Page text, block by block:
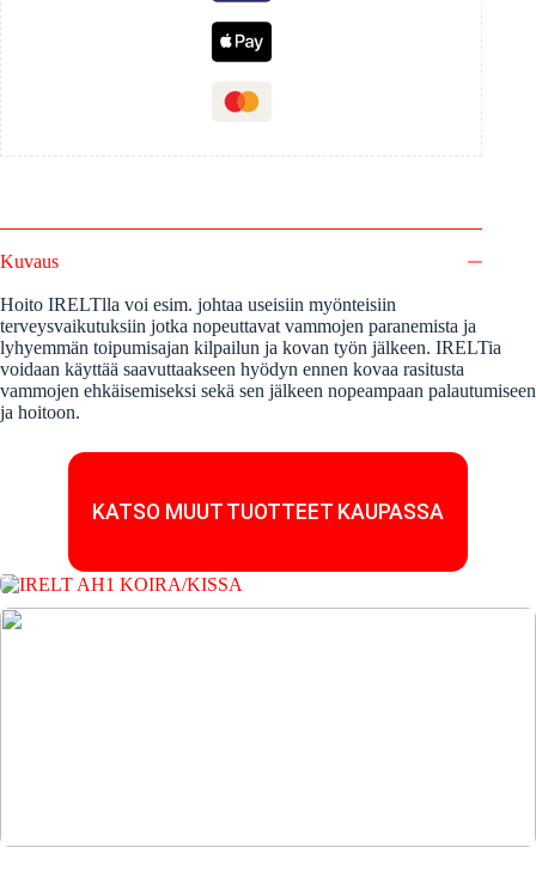
Kuvaus
Hoito IRELTlla voi esim. johtaa useisiin myönteisiin
terveysvaikutuksiin jotka nopeuttavat vammojen paranemista ja
lyhyemmän toipumisajan kilpailun ja kovan työn jälkeen. IRELTia
voidaan käyttää saavuttaakseen hyödyn ennen kovaa rasitusta
vammojen ehkäisemiseksi sekä sen jälkeen nopeampaan palautumiseen
ja hoitoon.
KATSO MUUT TUOTTEET KAUPASSA